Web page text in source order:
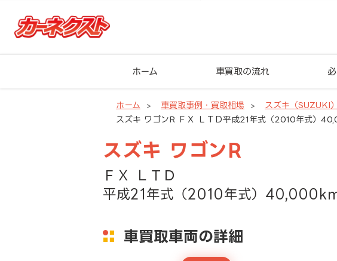
ホーム 車買取の流れ
ホーム 車買取事例・買取相場 スズキ（SUZUKI
スズキ ワゴンR ＦＸ ＬＴＤ平成21年式（2010年式）
スズキ ワゴンR
ＦＸ ＬＴＤ
平成21年式（2010年式）
車買取車両の詳細